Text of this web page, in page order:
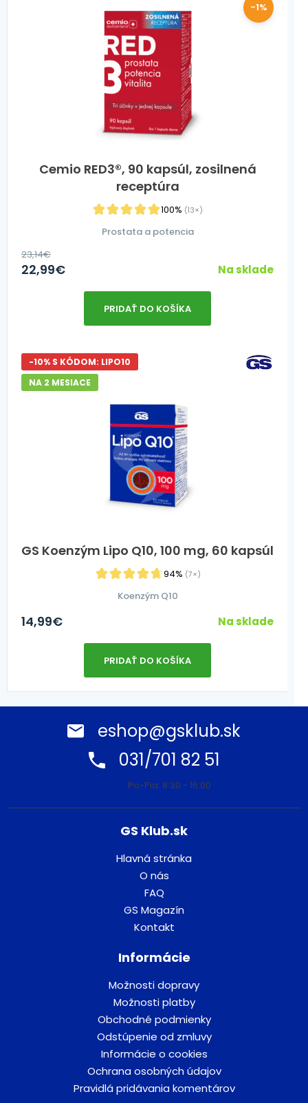
Cemio RED3®, 90 kapsúl, zosilnená
receptúra
100% (13×)
Prostata a potencia
-1%
23,14€
22,99€ Na sklade
PRIDAŤ DO KOŠÍKA
GS Koenzým Lipo Q10, 100 mg, 60 kapsúl
94% (7×)
-10% S KÓDOM: LIPO10
NA 2 MESIACE
Koenzým Q10
14,99€ Na sklade
PRIDAŤ DO KOŠÍKA
eshop@gsklub.sk
031/701 82 51
Po-Pia: 8:30 - 16:00
GS Klub.sk
Hlavná stránka
O nás
FAQ
GS Magazín
Kontakt
Informácie
Možnosti dopravy
Možnosti platby
Obchodné podmienky
Odstúpenie od zmluvy
Informácie o cookies
Ochrana osobných údajov
Pravidlá pridávania komentárov